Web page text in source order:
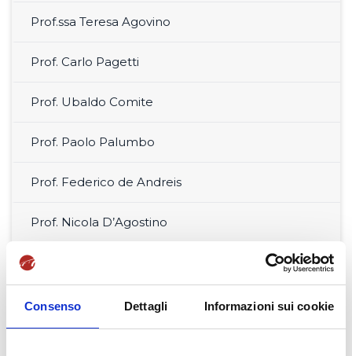
Consenso Dettagli Informazioni sui cookie
Prof.ssa Teresa Agovino
Prof. Carlo Pagetti
Prof. Ubaldo Comite
Prof. Paolo Palumbo
Prof. Federico de Andreis
Prof. Nicola D’Agostino
Prof. Giuseppe Maccauro
Prof.ssa Michela Renna